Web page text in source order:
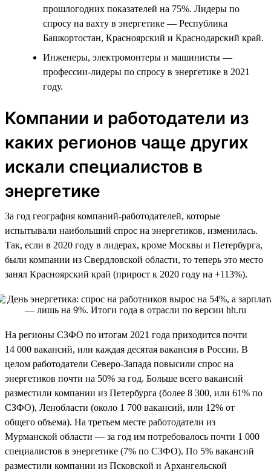
прошлогодних показателей на 75%. Лидеры по
спросу на вахту в энергетике — Республика
Башкортостан, Красноярский и Краснодарский край.
Инженеры, электромонтеры и машинисты —
профессии-лидеры по спросу в энергетике в 2021
году.
Компании и работодатели из
каких регионов чаще других
искали специалистов в
энергетике
За год география компаний-работодателей, которые
испытывали наибольший спрос на энергетиков, изменилась.
Так, если в 2020 году в лидерах, кроме Москвы и Петербурга,
были компании из Свердловской области, то теперь это место
занял Красноярский край (прирост к 2020 году на +113%).
На регионы СЗФО по итогам 2021 года приходится почти
14 000 вакансий, или каждая десятая вакансия в России. В
целом работодатели Северо-Запада повысили спрос на
энергетиков почти на 50% за год. Больше всего вакансий
разместили компании из Петербурга (более 8 300, или 61% по
СЗФО), Ленобласти (около 1 700 вакансий, или 12% от
общего объема). На третьем месте работодатели из
Мурманской области — за год им потребовалось почти 1 000
специалистов в энергетике (7% по СЗФО). По 5% вакансий
разместили компании из Псковской и Архангельской